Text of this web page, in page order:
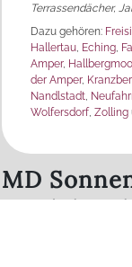
Terrassendächer,
Dazu gehören:
Hallertau, Eching,
Amper,
der Amper,
Nandlstadt,
Wolfersdorf,Zolling
MD